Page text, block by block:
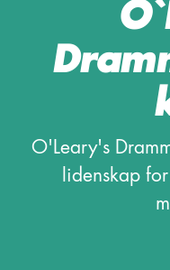
O'Leary's
lidenskap